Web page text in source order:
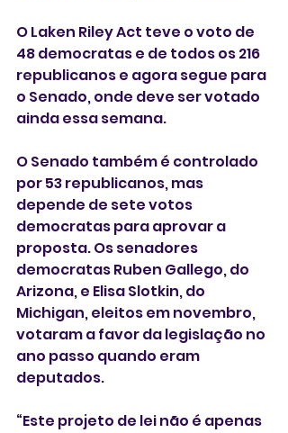
O Laken Riley Act teve o voto de
48 democratas e de todos os 216
republicanos e agora segue para
o Senado, onde deve ser votado
ainda essa semana.
O Senado também é controlado
por 53 republicanos, mas
depende de sete votos
democratas para aprovar a
proposta. Os senadores
democratas Ruben Gallego, do
Arizona, e Elisa Slotkin, do
Michigan, eleitos em novembro,
votaram a favor da legislação no
ano passo quando eram
deputados.
“Este projeto de lei não é apenas